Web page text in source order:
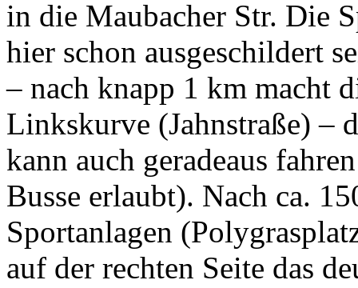
in die Maubacher Str. Die
hier schon ausgeschildert
– nach knapp 1 km macht
Linkskurve (Jahnstraße) –
kann auch geradeaus
Busse erlaubt). Nach ca.
Sportanlagen
auf der rechten Seite das